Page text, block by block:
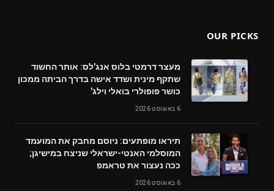
OUR PICKS
מעצר דרמטי בלוס אנג'לס: אותר החשוד
שתקף מינית ושדד אישה בדרך הביתה ממכון
כושר פופולרי בואלי וילג'
6 באוגוסט 2026
תיראו מופתעים: ניוסם מחבק את המועמד
המוסלמי האנטי-ישראלי שניצח במישיגן;
ככה נעצור את טראמפ
6 באוגוסט 2026